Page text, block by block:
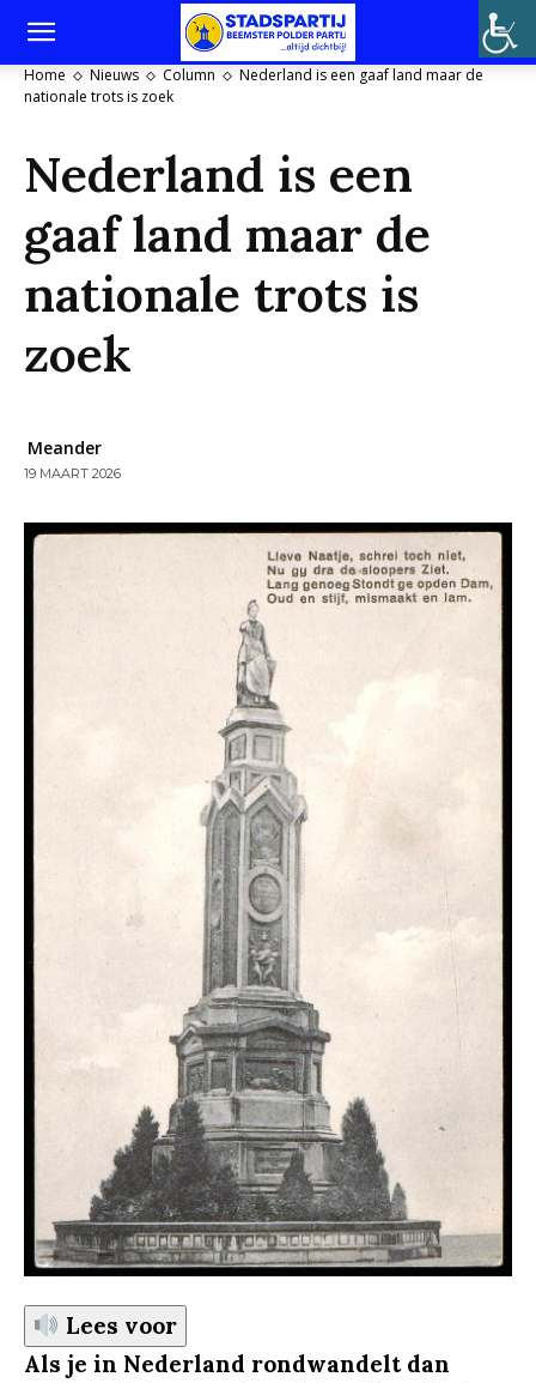
Home Nieuws Column
Nederland is een gaaf land maar de
nationale trots is zoek
Nederland is een
gaaf land maar de
nationale trots is
zoek
Meander
19 MAART 2026
Lees voor
Als je in Nederland rondwandelt dan